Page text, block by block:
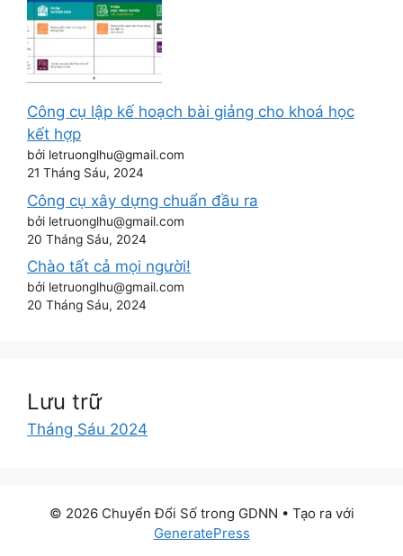
Công cụ lập kế hoạch bài giảng cho khoá học
kết hợp
bởi letruonglhu@gmail.com
21 Tháng Sáu, 2024
Công cụ xây dựng chuẩn đầu ra
bởi letruonglhu@gmail.com
20 Tháng Sáu, 2024
Chào tất cả mọi người!
bởi letruonglhu@gmail.com
20 Tháng Sáu, 2024
Lưu trữ
Tháng Sáu 2024
© 2026 Chuyển Đổi Số trong GDNN • Tạo ra với
GeneratePress